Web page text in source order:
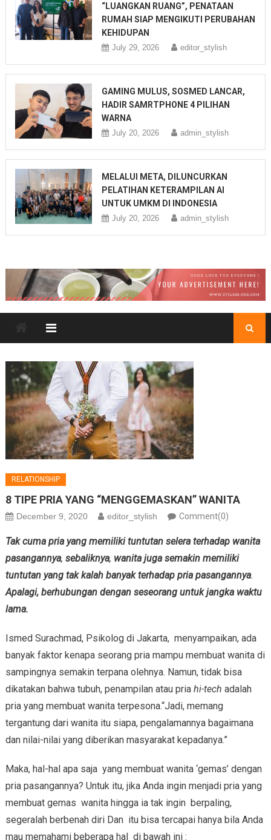
“LUANGKAN RUANG”, PENATAAN
RUMAH SIAP MENGIKUTI PERUBAHAN
KEHIDUPAN
July 29, 2026 editor_stylish
GAMING MULUS, SOSMED LANCAR,
HADIR SAMRTPHONE 4 PILIHAN
WARNA
July 20, 2026 admin_stylish
MELALUI META, DILUNCURKAN
PELATIHAN KETERAMPILAN AI
UNTUK UMKM DI INDONESIA
July 20, 2026 admin_stylish
RELATIONSHIP
8 TIPE PRIA YANG “MENGGEMASKAN” WANITA
December 9, 2020 editor_stylish Comment(0)
Tak cuma pria yang memiliki tuntutan selera terhadap wanita
pasangannya, sebaliknya, wanita juga semakin memiliki
tuntutan yang tak kalah banyak terhadap pria pasangannya.
Apalagi, berhubungan dengan seseorang untuk jangka waktu
lama.
Ismed Surachmad, Psikolog di Jakarta, menyampaikan, ada
banyak faktor kenapa seorang pria mampu membuat wanita di
sampingnya semakin terpana olehnya. Namun, tidak bisa
dikatakan bahwa tubuh, penampilan atau priahi-tech adalah
pria yang membuat wanita terpesona.“Jadi, memang
tergantung dari wanita itu siapa, pengalamannya bagaimana
dan nilai-nilai yang diberikan masyarakat kepadanya.”
Maka, hal-hal apa saja yang membuat wanita ‘gemas’ dengan
pria pasangannya? Untuk itu, jika Anda ingin menjadi pria yang
membuat gemas wanita hingga ia tak ingin berpaling,
segeralah berbenah diri Dan itu bisa tercapai hanya bila Anda
mau memahami beberapa hal di bawah ini :